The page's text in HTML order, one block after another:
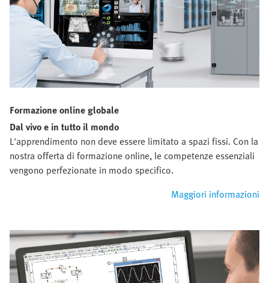
Formazione online globale
Dal vivo e in tutto il mondo
L'apprendimento non deve essere limitato a spazi fissi. Con la
nostra offerta di formazione online, le competenze essenziali
vengono perfezionate in modo specifico.
Maggiori informazioni